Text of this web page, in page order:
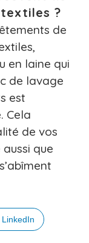
?
de
en laine qui
de lavage
est
Cela
de vos
que
LinkedIn